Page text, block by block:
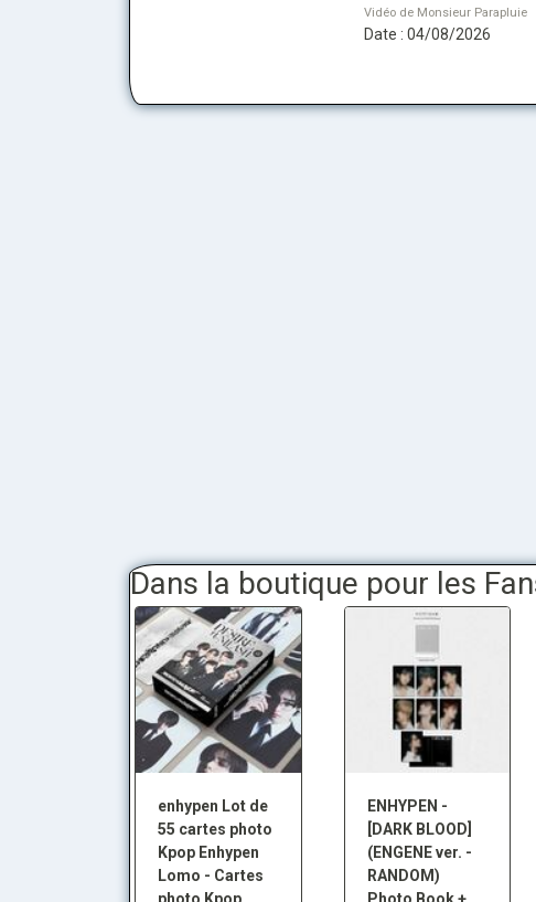
Vidéo de Monsieur Parapluie
Date : 04/08/2026
Dans la boutique pour les
enhypen Lot de
55 cartes photo
Kpop Enhypen
Lomo - Cartes
ENHYPEN -
[DARK BLOOD]
(ENGENE ver. -
RANDOM)